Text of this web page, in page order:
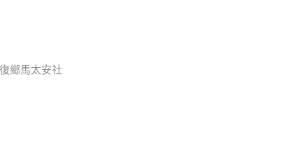
鄉馬太安社